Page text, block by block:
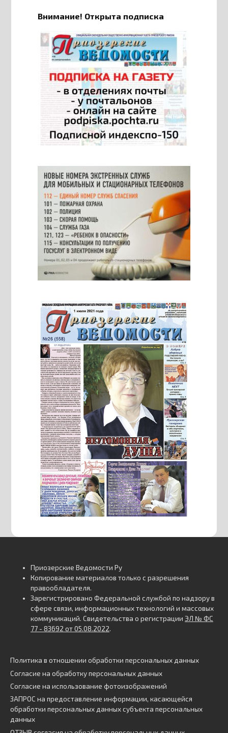
Внимание! Открыта подписка
Приозерские Ведомости Ру
Копирование материалов только с разрешения
правообладателя.
Зарегистрировано Федеральной службой по надзору в
сфере связи, информационных технологий и массовых
коммуникаций. Свидетельства о регистрации ЭЛ № ФС
77 - 83692 от 05.08.2022.
Политика в отношении обработки персональных данных
Согласие на обработку персональных данных
Согласие на использование фотоизображений
ЗАПРОС на предоставление информации, касающейся
обработки персональных данных субъекта персональных
данных